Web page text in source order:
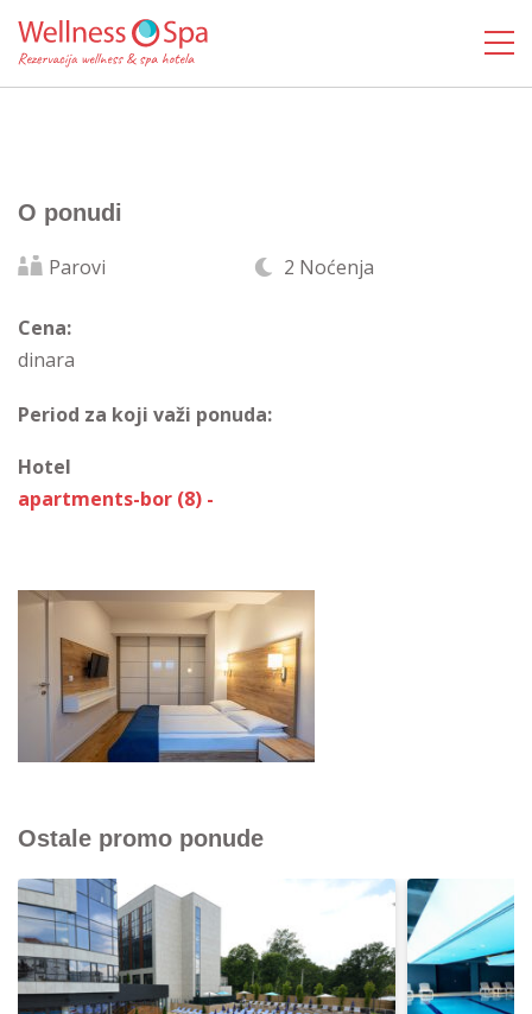
O ponudi
Parovi 2 Noćenja
Cena:
dinara
Period za koji važi ponuda:
Hotel
apartments-bor (8) -
Ostale promo ponude